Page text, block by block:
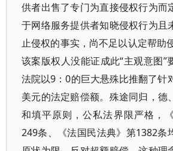
供者出售了专门为直接侵权行为而
于网络服务提供者知晓侵权行为且
止侵权的事实，尚不足以认定帮助
该案版权人没能证成此“主观意图”
法院以9：0的巨大悬殊比推翻了针
美元的法定赔偿额。殊途同归，德
和填平原则，公私法界限严格，
249条、《法国民法典》第1382条